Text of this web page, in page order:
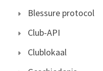
Blessure protocol
Club-API
Clublokaal